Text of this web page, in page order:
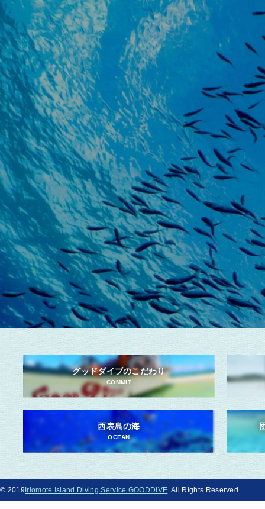
グッドダイブのこだわり
COMMIT
西表島の海
OCEAN
© 2019Iriomote Island Diving Service GOODDIVE . All Rights Reserved.